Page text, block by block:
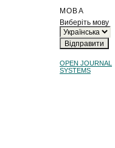
МОВА
Виберіть мову
OPEN JOURNAL
SYSTEMS